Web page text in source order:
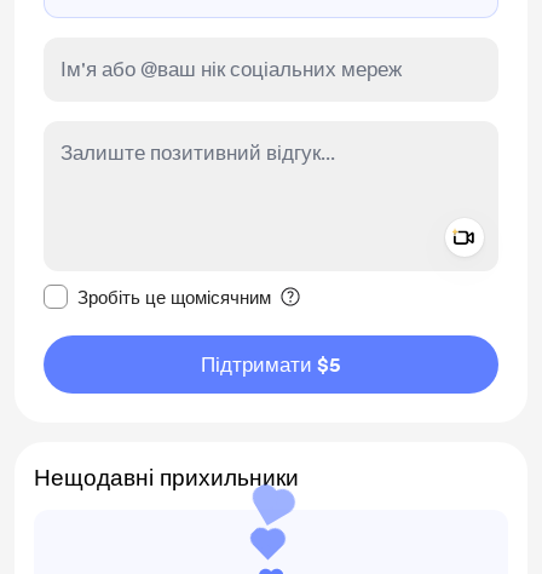
Зробіть це щомісячним
Підтримати $5
Нещодавні прихильники